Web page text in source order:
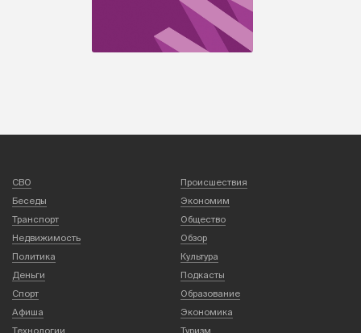
СВО
Происшествия
Беседы
Экономим
Транспорт
Общество
Недвижимость
Обзор
Политика
Культура
Деньги
Подкасты
Спорт
Образование
Афиша
Экономика
Технологии
Туризм